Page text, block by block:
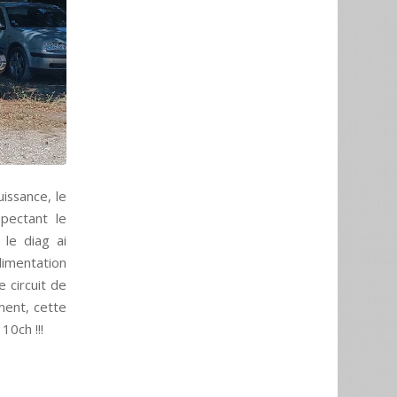
le
le
le diag ai
circuit de
cette
!!!